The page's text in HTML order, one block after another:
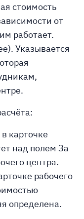
стоимость
от
работает.
Указывается
карточке
над полем За
центра.
рабочего
определена.